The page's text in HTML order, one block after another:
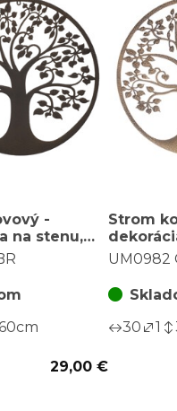
-
na stenu,
cm
29,00 €
Strom
farba
UM0982
30
1